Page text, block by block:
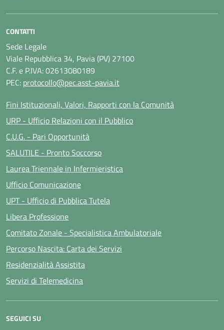
CONTATTI
Sede Legale
Viale Repubblica 34, Pavia (PV) 27100
C.F. e P.IVA: 02613080189
PEC: protocollo@pec.asst-pavia.it
Fini Istituzionali, Valori, Rapporti con la Comunità
URP - Ufficio Relazioni con il Pubblico
C.U.G. - Pari Opportunità
SALUTILE - Pronto Soccorso
Laurea Triennale in Infermieristica
Ufficio Comunicazione
UPT - Ufficio di Pubblica Tutela
Libera Professione
Comitato Zonale - Specialistica Ambulatoriale
Percorso Nascita: Carta dei Servizi
Residenzialità Assistita
Servizi di Telemedicina
SEGUICI SU